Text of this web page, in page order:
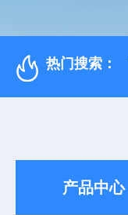
热门搜索：
产品中心